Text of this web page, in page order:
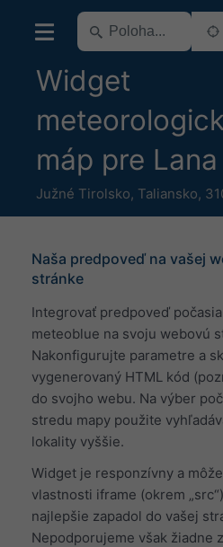
Widget
máp pre Lana
Južné Tirolsko, Taliansko,
Naša predpoveď na vašej
stránke
Integrovať predpoveď počasia
meteoblue na svoju webovú
Nakonfigurujte parametre a
vygenerovaný HTML kód
do svojho webu. Na výber
stredu mapy použite
lokality vyššie.
Widget je responzívny a
vlastnosti iframe (okrem
najlepšie zapadol do vašej
Nepodporujeme však žiadne